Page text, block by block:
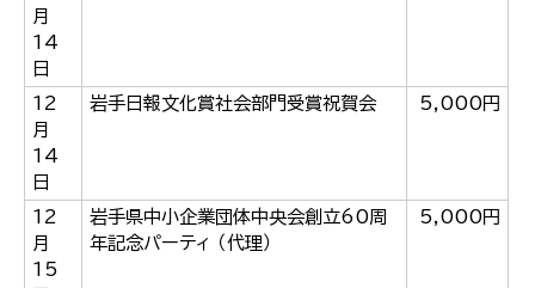
月
14
日
12
月
14
日
岩手日報文化賞社会部門受賞祝賀会 5,000円
12
月
15
岩手県中小企業団体中央会創立60周
年記念パーティ （代理）
5,000円